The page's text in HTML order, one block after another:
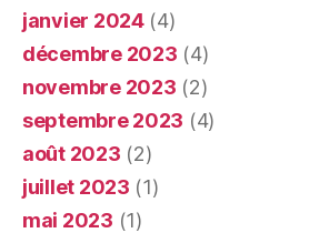
janvier 2024(4)
décembre 2023 (4)
novembre 2023 (2)
septembre 2023 (4)
août 2023 (2)
juillet 2023 (1)
mai 2023 (1)